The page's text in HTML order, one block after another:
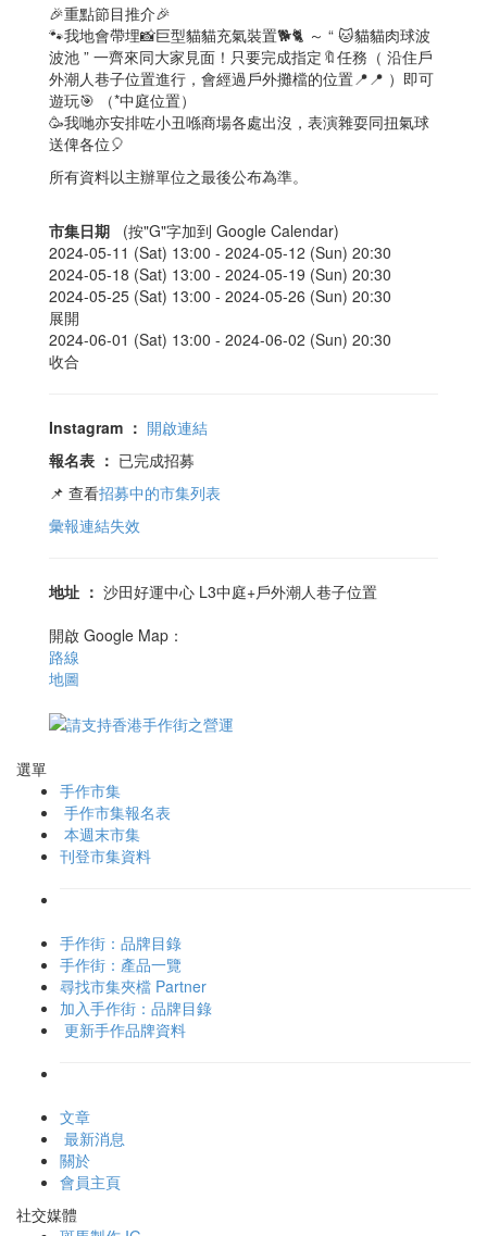
🎉重點節目推介🎉
🐾我地會帶埋📸巨型貓貓充氣裝置🐕🐈 ～ “ 🐱貓貓肉球波
波池 ” 一齊來同大家見面！只要完成指定🔖任務（ 沿住戶
外潮人巷子位置進行，會經過戶外攤檔的位置📍📍 ）即可
遊玩🎯 （*中庭位置）
🥳我哋亦安排咗小丑喺商場各處出沒，表演雜耍同扭氣球
送俾各位🎈
所有資料以主辦單位之最後公布為準。
市集日期
(按"G"字加到 Google Calendar)
2024-05-11 (Sat) 13:00 - 2024-05-12 (Sun) 20:30
2024-05-18 (Sat) 13:00 - 2024-05-19 (Sun) 20:30
2024-05-25 (Sat) 13:00 - 2024-05-26 (Sun) 20:30
展開
2024-06-01 (Sat) 13:00 - 2024-06-02 (Sun) 20:30
收合
Instagram ： 開啟連結
報名表 ： 已完成招募
📌 查看招募中的市集列表
彙報連結失效
地址 ： 沙田好運中心 L3中庭+戶外潮人巷子位置
開啟 Google Map：
路線
地圖
選單
手作市集
手作市集報名表
本週末市集
刊登市集資料
手作街：品牌目錄
手作街：產品一覽
尋找市集夾檔 Partner
加入手作街：品牌目錄
更新手作品牌資料
文章
最新消息
關於
會員主頁
社交媒體